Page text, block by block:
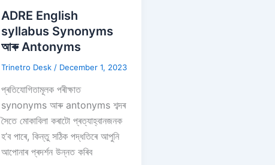
ADRE English
syllabus Synonyms
আৰু Antonyms
Trinetro Desk / December 1, 2023
প্ৰতিযোগিতামূলক পৰীক্ষাত
synonyms আৰু antonyms শব্দৰ
সৈতে মোকাবিলা কৰাটো প্ৰত্যাহ্বানজনক
হ’ব পাৰে, কিন্তু সঠিক পদ্ধতিৰে আপুনি
আপোনাৰ প্ৰদৰ্শন উন্নত কৰিব